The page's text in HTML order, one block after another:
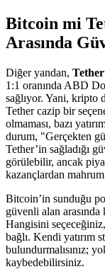
Bitcoin mi
Arasında
Diğer yandan,
1:1 oranında ABD
sağlıyor. Yani, kripto
Tether cazip bir
olmaması, bazı
durum, "Gerçekten
Tether’in sağladığı
görülebilir, ancak
kazançlardan
Bitcoin’in sunduğu
güvenli alan
Hangisini
bağlı. Kendi yatırım
bulundurmalısınız;
kaybedebilirsiniz.